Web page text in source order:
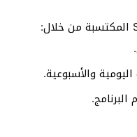
والأسبوعية.